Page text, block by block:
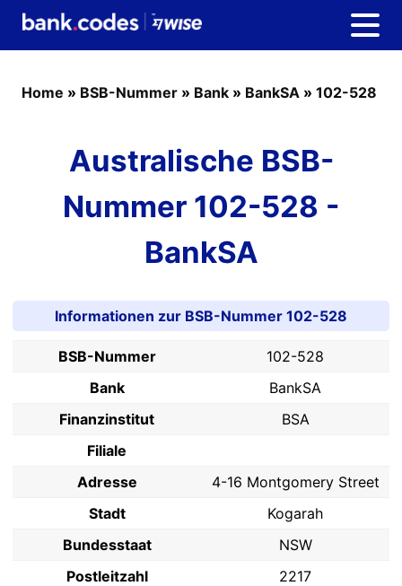
Home » BSB-Nummer » Bank » BankSA » 102-528
Australische BSB-
Nummer 102-528 -
BankSA
Informationen zur BSB-Nummer 102-528
BSB-Nummer
102-528
Bank
BankSA
Finanzinstitut
BSA
Filiale
Adresse
4-16 Montgomery Street
Stadt
Kogarah
Bundesstaat
NSW
Postleitzahl
2217